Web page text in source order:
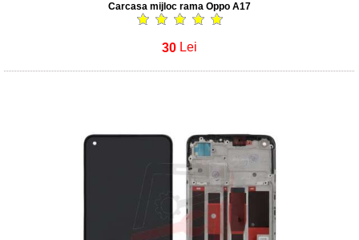
Carcasa mijloc rama Oppo A17
30 Lei